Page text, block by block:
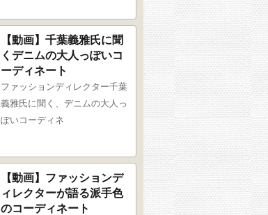
【動画】千葉義雅氏に聞
くデニムの大人っぽいコ
ーディネート
ファッションディレクター千葉
義雅氏に聞く、デニムの大人っ
ぽいコーディネ
【動画】ファッションデ
ィレクターが語る派手色
のコーディネート